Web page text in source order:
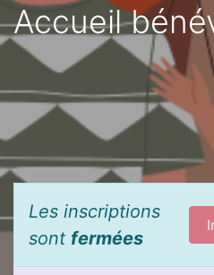
Accueil
Les inscriptions
sont fermées